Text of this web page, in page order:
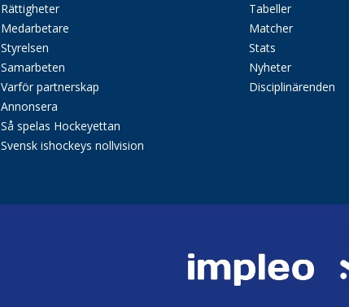
Rättigheter
Medarbetare
Styrelsen
Samarbeten
Varför partnerskap
Annonsera
Så spelas Hockeyettan
Svensk ishockeys nollvision
Tabeller
Matcher
Stats
Nyheter
Disciplinärenden